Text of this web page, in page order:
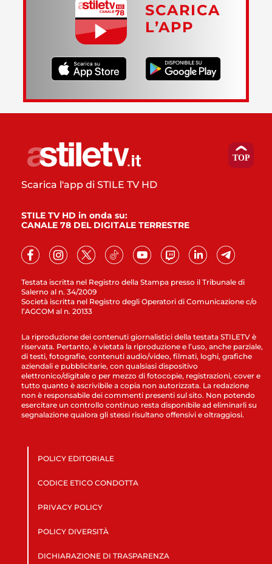
SCARICA
L’APP
Testata iscritta nel Registro della Stampa presso il Tribunale di
Salerno al n. 34/2009
Società iscritta nel Registro degli Operatori di Comunicazione c/o
l’AGCOM al n. 20133
Scarica l'app di STILE TV HD
STILE TV HD in onda su:
CANALE 78 DEL DIGITALE TERRESTRE
La riproduzione dei contenuti giornalistici della testata STILETV è
riservata. Pertanto, è vietata la riproduzione e l’uso, anche parziale,
di testi, fotografie, contenuti audio/video, filmati, loghi, grafiche
aziendali e pubblicitarie, con qualsiasi dispositivo
elettronico/digitale o per mezzo di fotocopie, registrazioni, cover e
tutto quanto è ascrivibile a copia non autorizzata. La redazione
non è responsabile dei commenti presenti sul sito. Non potendo
esercitare un controllo continuo resta disponibile ad eliminarli su
segnalazione qualora gli stessi risultano offensivi e oltraggiosi.
POLICY EDITORIALE
CODICE ETICO CONDOTTA
PRIVACY POLICY
POLICY DIVERSITÀ
DICHIARAZIONE DI TRASPARENZA